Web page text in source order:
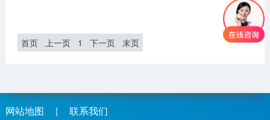
首页 上一页 1 下一页 末页
网站地图 |
联系我们